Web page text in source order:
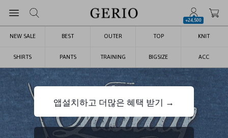
+24,500
NEW SALE BEST OUTER TOP KNIT
SHIRTS PANTS TRAINING BIGSIZE ACC
앱설치하고 더많은 혜택 받기 →